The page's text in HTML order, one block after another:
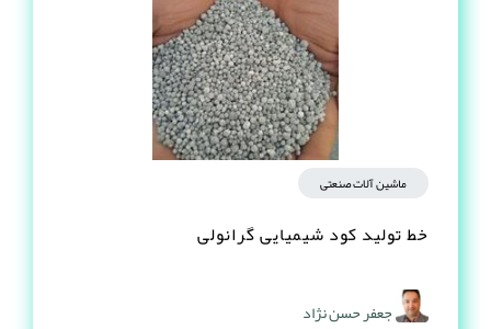
ماشین آلات صنعتی
خط تولید کود شیمیایی گرانولی
جعفر حسن نژاد